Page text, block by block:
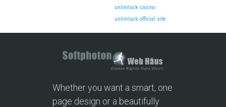
unlimluck casino
unlimluck official site
Whether you want a smart, one
page design or a beautifully